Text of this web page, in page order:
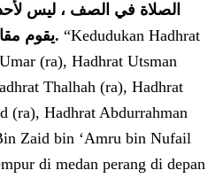
الصلاة في الصف ، ليس
يقوم. “Kedudukan Hadhrat
(ra), Hadhrat Utsman
Thalhah (ra), Hadhrat
(ra), Hadhrat Abdurrahman
Zaid bin ‘Amru bin Nufail
di medan perang di depan